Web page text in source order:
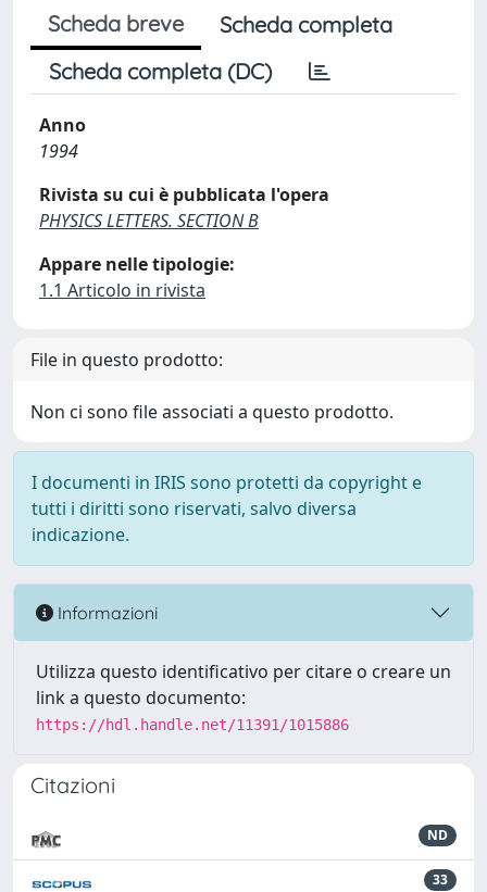
Scheda breve
Scheda completa
Scheda completa (DC)
Anno
1994
Rivista su cui è pubblicata l'opera
PHYSICS LETTERS. SECTION B
Appare nelle tipologie:
1.1 Articolo in rivista
File in questo prodotto:
Non ci sono file associati a questo prodotto.
I documenti in IRIS sono protetti da copyright e
tutti i diritti sono riservati, salvo diversa
indicazione.
Informazioni
Utilizza questo identificativo per citare o creare un
link a questo documento:
https://hdl.handle.net/11391/1015886
Citazioni
ND
33